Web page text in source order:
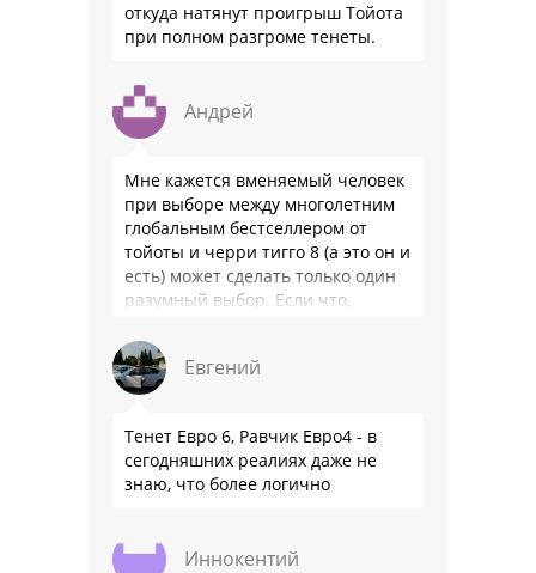
откуда натянут проигрыш Тойота
при полном разгроме тенеты.
Андрей
Мне кажется вменяемый человек
при выборе между многолетним
глобальным бестселлером от
тойоты и черри тигго 8 (а это он и
есть) может сделать только один
разумный выбор. Если что,
Евгений
Тенет Евро 6, Равчик Евро4 - в
сегодняшних реалиях даже не
знаю, что более логично
Иннокентий